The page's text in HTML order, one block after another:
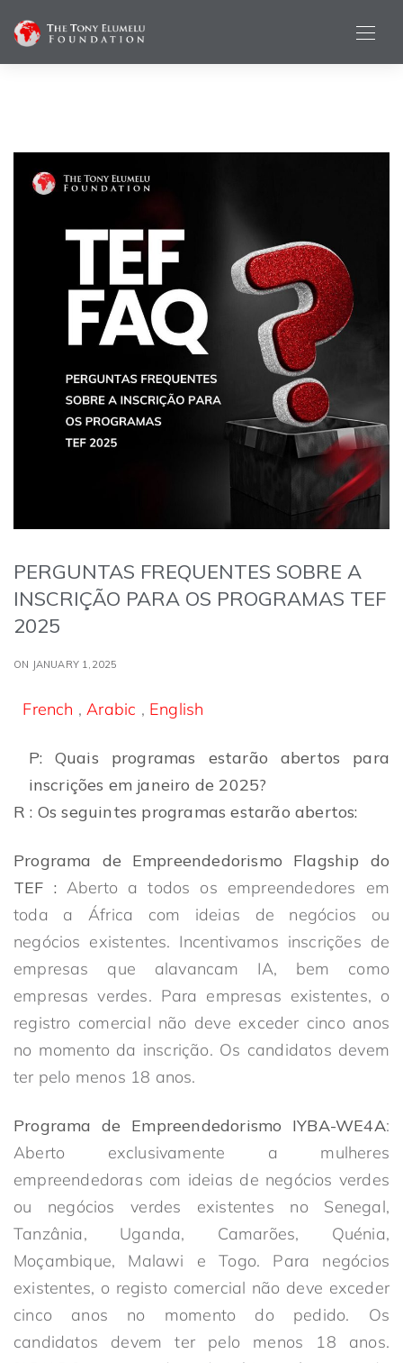
PERGUNTAS FREQUENTES SOBRE A
INSCRIÇÃO PARA OS PROGRAMAS TEF
2025
ON JANUARY 1,2025
French ,Arabic , English
P: Quais programas estarão abertos para
inscrições em janeiro de 2025?
R : Os seguintes programas estarão abertos:
Programa de Empreendedorismo Flagship do
TEF : Aberto a todos os empreendedores em
toda a África com ideias de negócios ou
negócios existentes. Incentivamos inscrições de
empresas que alavancam IA, bem como
empresas verdes. Para empresas existentes, o
registro comercial não deve exceder cinco anos
no momento da inscrição. Os candidatos devem
ter pelo menos 18 anos.
Programa de Empreendedorismo IYBA-WE4A:
Aberto exclusivamente a mulheres
empreendedoras com ideias de negócios verdes
ou negócios verdes existentes no Senegal,
Tanzânia, Uganda, Camarões, Quénia,
Moçambique, Malawi e Togo. Para negócios
existentes, o registo comercial não deve exceder
cinco anos no momento do pedido. Os
candidatos devem ter pelo menos 18 anos.